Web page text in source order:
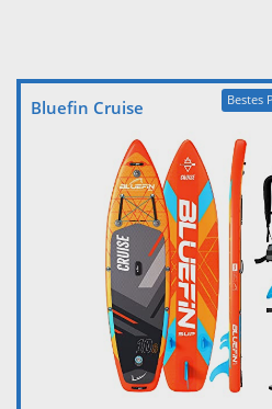
Bestes
Bluefin Cruise